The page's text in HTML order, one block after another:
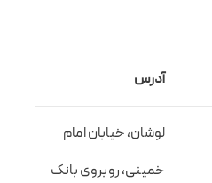
آدرس
لوشان، خیابان امام
خمینی، روبروی بانک